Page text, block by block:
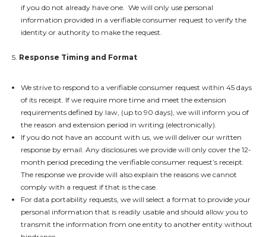
if you do not already have one. We will only use personal
information provided in a verifiable consumer request to verify the
identity or authority to make the request.
5. Response Timing and Format
We strive to respond to a verifiable consumer request within 45 days
of its receipt. If we require more time and meet the extension
requirements defined by law, (up to 90 days), we will inform you of
the reason and extension period in writing (electronically).
If you do not have an account with us, we will deliver our written
response by email. Any disclosures we provide will only cover the 12-
month period preceding the verifiable consumer request’s receipt.
The response we provide will also explain the reasons we cannot
comply with a request if that is the case.
For data portability requests, we will select a format to provide your
personal information that is readily usable and should allow you to
transmit the information from one entity to another entity without